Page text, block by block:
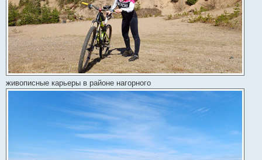
живописные карьеры в районе нагорного